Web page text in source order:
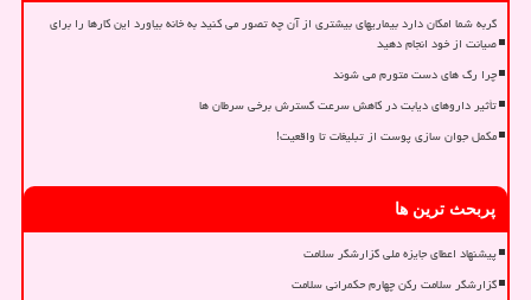
گربه شما امکان دارد بیماریهای بیشتری از آن چه تصور می کنید به خانه بیاورد این کارها را برای
صیانت از خود انجام دهید
چرا رگ های دست متورم می شوند
تأثیر داروهای دیابت در کاهش سرعت گسترش برخی سرطان ها
مکمل جوان سازی پوست از تبلیغات تا واقعیت!
پربحث ترین ها
پیشنهاد اعطای جایزه ملی گزارشگر سلامت
گزارشگر سلامت رکن چهارم حکمرانی سلامت